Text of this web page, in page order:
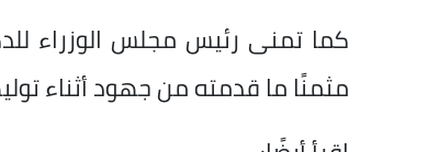
كما تمنى رئيس مجلس الوزراء
مثمنًا ما قدمته من جهود أثناء